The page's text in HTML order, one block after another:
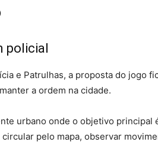
policial
e Patrulhas, a proposta do jogo
a ordem na cidade.
urbano onde o objetivo principal
pelo mapa, observar